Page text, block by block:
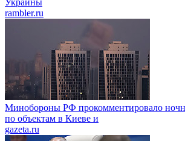
Украины
rambler.ru
Минобороны РФ прокомментировало
по объектам в Киеве и
gazeta.ru